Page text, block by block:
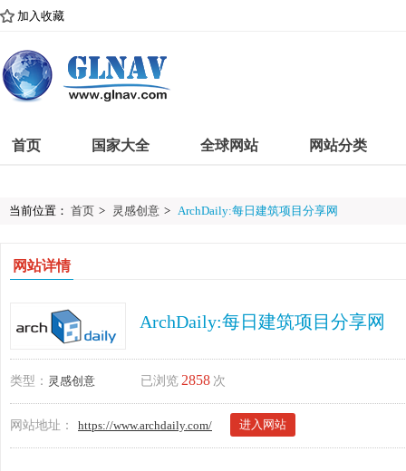
加入收藏
首页 国家大全 全球网站 网站分类
当前位置： 首页 > 灵感创意 > ArchDaily:每日建筑项目分享网
网站详情
ArchDaily:每日建筑项目分享网
类型： 灵感创意 已浏览 2858 次
网站地址： https://www.archdaily.com/ 进入网站